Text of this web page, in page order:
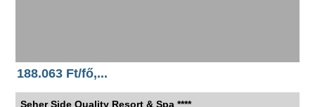
188.063 Ft/fő,...
Seher Side Quality Resort & Spa ****